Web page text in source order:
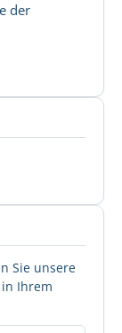
der
Sie unsere
Ihrem